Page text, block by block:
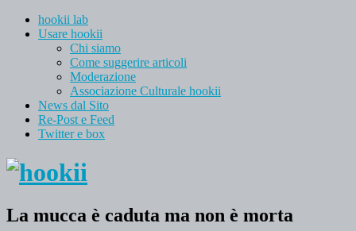
hookii lab
Usare hookii
Chi siamo
Come suggerire articoli
Moderazione
Associazione Culturale hookii
News dal Sito
Re-Post e Feed
Twitter e box
La mucca è caduta ma non è morta